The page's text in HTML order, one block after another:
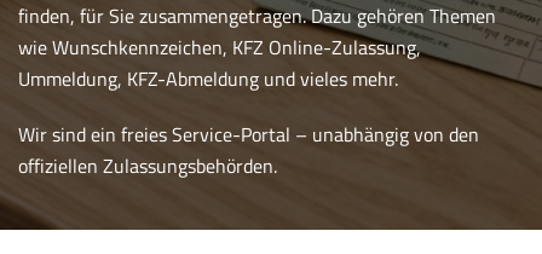
finden, für Sie zusammengetragen. Dazu gehören Themen
wie Wunschkennzeichen, KFZ Online-Zulassung,
Ummeldung, KFZ-Abmeldung und vieles mehr.
Wir sind ein freies Service-Portal – unabhängig von den
offiziellen Zulassungsbehörden.